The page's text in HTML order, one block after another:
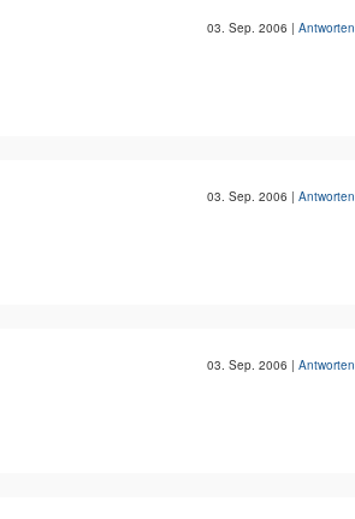
03. Sep. 2006 | Antworten
03. Sep. 2006 | Antworten
03. Sep. 2006 | Antworten